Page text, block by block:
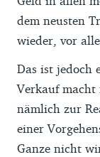
dem neusten
wieder, vor
Das ist jedoch
Verkauf macht
nämlich zur
einer
Ganze nicht